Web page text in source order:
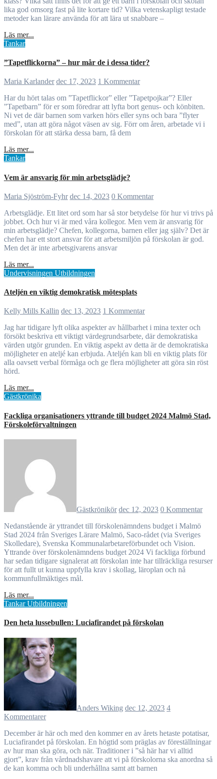
lika god omsorg fast på lite kortare tid? Vilka vetenskapligt testade
metoder kan lärare använda för att lära ut snabbare –
Läs mer...
Tankar
”Tapetflickorna” – hur mår de i dessa tider?
Maria Karlander dec 17, 2023 1 Kommentar
Har du hört talas om ”Tapetflickor” eller ”Tapetpojkar”? Eller
”Tapetbarn” för er som föredrar att lyfta bort genus- och könbiten.
Ni vet de där barnen som varken hörs eller syns och bara ”flyter
med”, utan att göra något väsen av sig. Förr om åren, arbetade vi i
förskolan för att stärka dessa barn, få dem
Läs mer...
Tankar
Vem är ansvarig för min arbetsglädje?
Maria Sjöström-Fyhr dec 14, 2023 0 Kommentar
Arbetsglädje. Ett litet ord som har så stor betydelse för hur vi trivs på
jobbet. Och hur vi är med våra kollegor. Men vem är ansvarig för
min arbetsglädje? Chefen, kollegorna, barnen eller jag själv? Det är
chefen har ett stort ansvar för att arbetsmiljön på förskolan är god.
Men det är inte arbetsgivarens ansvar
Läs mer...
Undervisningen Utbildningen
Ateljén en viktig demokratisk mötesplats
Kelly Mills Kallin dec 13, 2023 1 Kommentar
Jag har tidigare lyft olika aspekter av hållbarhet i mina texter och
försökt beskriva ett viktigt värdegrundsarbete, där demokratiska
värden utgör grunden. En viktig aspekt av detta är de demokratiska
möjligheter en ateljé kan erbjuda. Ateljén kan bli en viktig plats för
alla oavsett verbal förmåga och ge flera möjligheter att göra sin röst
hörd.
Läs mer...
Gästkrönika
Fackliga organisationers yttrande till budget 2024 Malmö Stad,
Förskoleförvaltningen
Gästkrönikör dec 12, 2023 0 Kommentar
Nedanstående är yttrandet till förskolenämndens budget i Malmö
Stad 2024 från Sveriges Lärare Malmö, Saco-rådet (via Sveriges
Skolledare), Svenska Kommunalarbetareförbundet och Vision.
Yttrande över förskolenämndens budget 2024 Vi fackliga förbund
har sedan tidigare signalerat att förskolan inte har tillräckliga resurser
för att fullt ut kunna uppfylla krav i skollag, läroplan och nå
kommunfullmäktiges mål.
Läs mer...
TankarUtbildningen
Den heta lussebullen: Luciafirandet på förskolan
Anders Wiking dec 12, 2023 4
Kommentarer
December är här och med den kommer en av årets hetaste potatisar,
Luciafirandet på förskolan. En högtid som präglas av föreställningar
av hur man ska göra, och när. Traditioner i ”så här har vi alltid
gjort”, krav från vårdnadshavare att vi på förskolorna ska anordna så
de kan komma och bli underhållna samt att barnen